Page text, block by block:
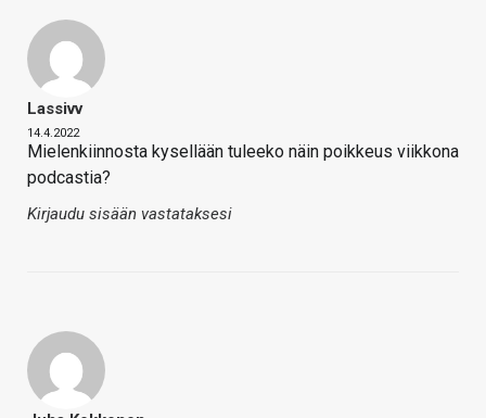
Lassivv
14.4.2022
Mielenkiinnosta kysellään tuleeko näin poikkeus viikkona
podcastia?
Kirjaudu sisään vastataksesi